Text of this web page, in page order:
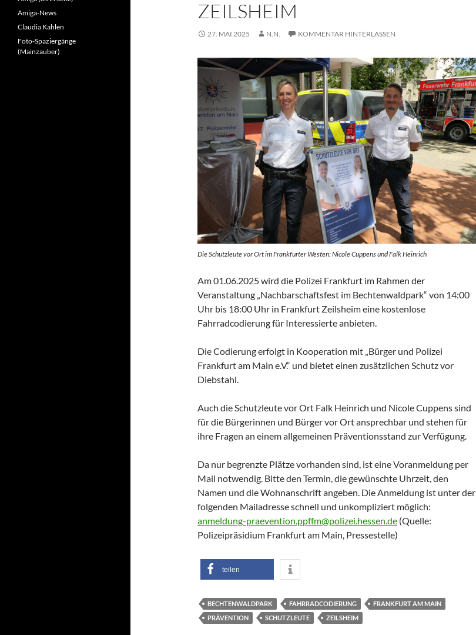
ZEILSHEIM
27. MAI 2025 N.N. KOMMENTAR HINTERLASSEN
Die Schutzleute vor Ort im Frankfurter Westen: Nicole Cuppens und Falk Heinrich
Am 01.06.2025 wird die Polizei Frankfurt im Rahmen der
Veranstaltung „Nachbarschaftsfest im Bechtenwaldpark“ von 14:00
Uhr bis 18:00 Uhr in Frankfurt Zeilsheim eine kostenlose
Fahrradcodierung für Interessierte anbieten.
Die Codierung erfolgt in Kooperation mit „Bürger und Polizei
Frankfurt am Main e.V.“ und bietet einen zusätzlichen Schutz vor
Diebstahl.
Auch die Schutzleute vor Ort Falk Heinrich und Nicole Cuppens sind
für die Bürgerinnen und Bürger vor Ort ansprechbar und stehen für
ihre Fragen an einem allgemeinen Präventionsstand zur Verfügung.
Da nur begrenzte Plätze vorhanden sind, ist eine Voranmeldung per
Mail notwendig. Bitte den Termin, die gewünschte Uhrzeit, den
Namen und die Wohnanschrift angeben. Die Anmeldung ist unter der
folgenden Mailadresse schnell und unkompliziert möglich:
anmeldung-praevention.ppffm@polizei.hessen.de (Quelle:
Polizeipräsidium Frankfurt am Main, Pressestelle)
teilen
BECHTENWALDPARK FAHRRADCODIERUNG
FRANKFURT AM MAIN
PRÄVENTION
SCHUTZLEUTE ZEILSHEIM
Amiga-News
Claudia Kahlen
Foto-Spaziergänge
(Mainzauber)